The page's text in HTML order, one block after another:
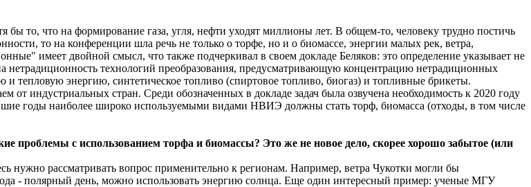
то, что на формирование газа, угля, нефти уходят миллионы лет. В общем-то, человеку трудно постичь
то на конференции шла речь не только о торфе, но и о биомассе, энергии малых рек, ветра,
имеет двойной смысл, что также подчеркивал в своем докладе Беляков: это определение указывает не
нетрадиционность технологий преобразования, предусматривающую концентрацию нетрадиционных
энергию, синтетическое топливо (спиртовое топливо, биогаз) и топливные брикеты.
от индустриальных стран. Среди обозначенных в докладе задач была озвучена необходимость к 2020 году
годы наиболее широко используемыми видами НВИЭ должны стать торф, биомасса (отходы, в том числе
проблемы с использованием торфа и биомассы? Это же не новое дело, скорее хорошо забытое (или
нужно рассматривать вопрос применительно к регионам. Например, ветра Чукотки могли бы
- полярный день, можно использовать энергию солнца. Еще один интересный пример: ученые МГУ